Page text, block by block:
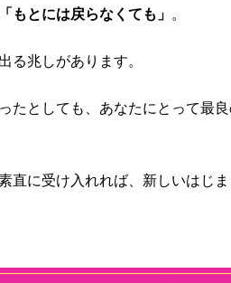
「もとには戻らなくても」 。
る兆しがあります。
たとしても、あなたにとって最
直に受け入れれば、新しいはじ